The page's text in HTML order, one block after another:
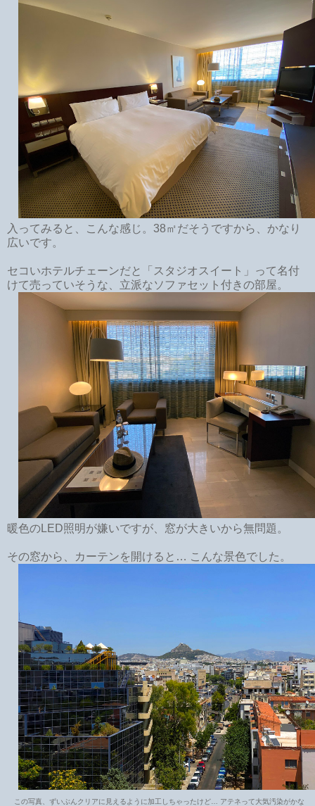
入ってみると、こんな感じ。38㎡だそうですから、かなり
広いです。
セコいホテルチェーンだと「スタジオスイート」って名付
けて売っていそうな、立派なソファセット付きの部屋。
暖色のLED照明が嫌いですが、窓が大きいから無問題。
その窓から、カーテンを開けると… こんな景色でした。
この写真、ずいぶんクリアに見えるように加工しちゃったけど… アテネって大気汚染がかな